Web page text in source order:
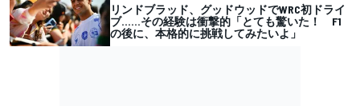
リンドブラッド、グッドウッドでWRC初ドライ
ブ……その経験は衝撃的「とても驚いた！ F1
の後に、本格的に挑戦してみたいよ」